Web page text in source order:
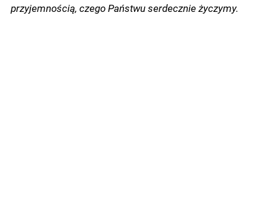
przyjemnością, czego Państwu serdecznie życzymy.